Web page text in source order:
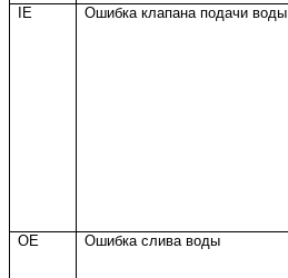
IE
Ошибка клапана подачи воды
OE Ошибка слива воды